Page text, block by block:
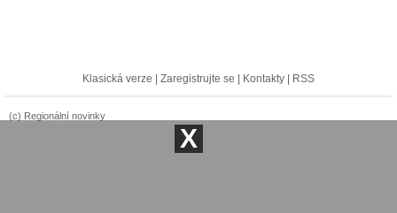
Klasická verze Zaregistrujte se Kontakty RSS
(c) Regionální novinky
X